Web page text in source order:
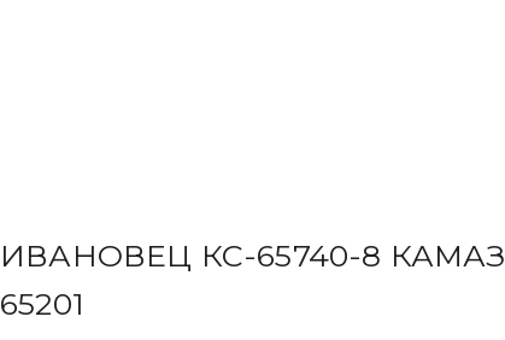
ИВАНОВЕЦ КС-65740-8 КАМАЗ
65201